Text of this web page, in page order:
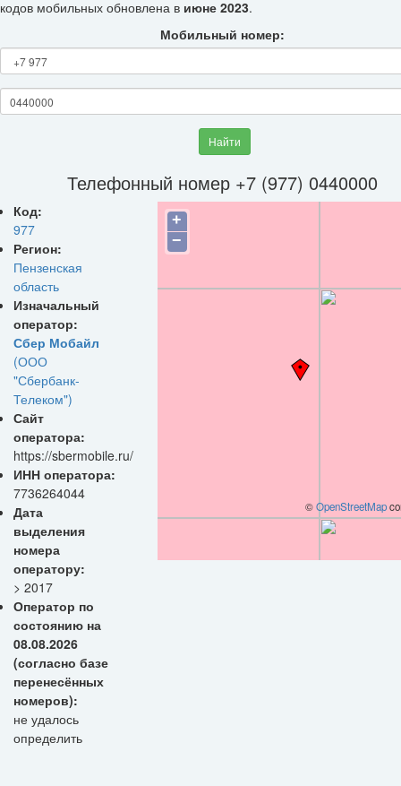
кодов мобильных обновлена в июне 2023.
Мобильный номер:
Найти
Телефонный номер +7 (977) 0440000
Код:
977
Регион:
Пензенская
область
Изначальный
оператор:
Сбер Мобайл
(ООО
"Сбербанк-
Телеком")
Сайт
оператора:
https://sbermobile.ru/
ИНН оператора:
7736264044
Дата
выделения
номера
оператору:
> 2017
Оператор по
состоянию на
08.08.2026
(согласно базе
перенесённых
номеров):
не удалось
определить
+
−
©OpenStreetMap